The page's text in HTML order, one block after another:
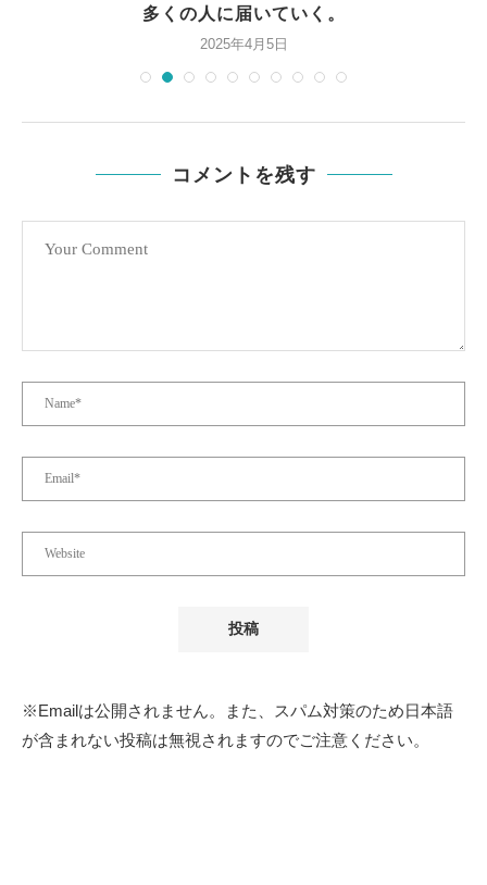
多くの人に届いていく。
2025年4月5日
コメントを残す
※Emailは公開されません。また、スパム対策のため日本語
が含まれない投稿は無視されますのでご注意ください。